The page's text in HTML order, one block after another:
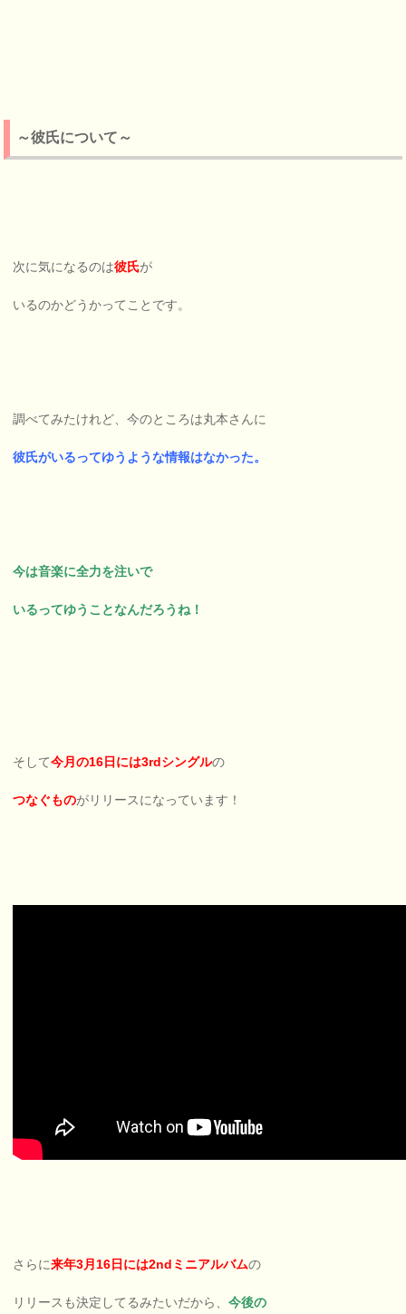
～彼氏について～
次に気になるのは彼氏が
いるのかどうかってことです。
調べてみたけれど、今のところは丸本さんに
彼氏がいるってゆうような情報はなかった。
今は音楽に全力を注いで
いるってゆうことなんだろうね！
そして今月の16日には3rdシングルの
つなぐものがリリースになっています！
さらに来年3月16日には2ndミニアルバムの
リリースも決定してるみたいだから、今後の